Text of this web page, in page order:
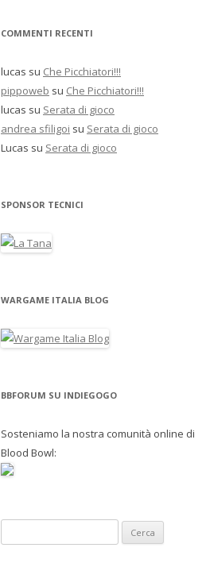
COMMENTI RECENTI
lucas su Che Picchiatori!!!
pippoweb su Che Picchiatori!!!
lucas su Serata di gioco
andrea sfiligoi su Serata di gioco
Lucas su Serata di gioco
SPONSOR TECNICI
WARGAME ITALIA BLOG
BBFORUM SU INDIEGOGO
Sosteniamo la nostra comunità online di
Blood Bowl:
i